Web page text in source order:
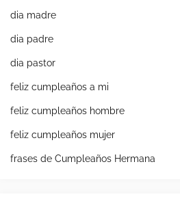
dia madre
dia padre
dia pastor
feliz cumpleaños a mi
feliz cumpleaños hombre
feliz cumpleaños mujer
frases de Cumpleaños Hermana